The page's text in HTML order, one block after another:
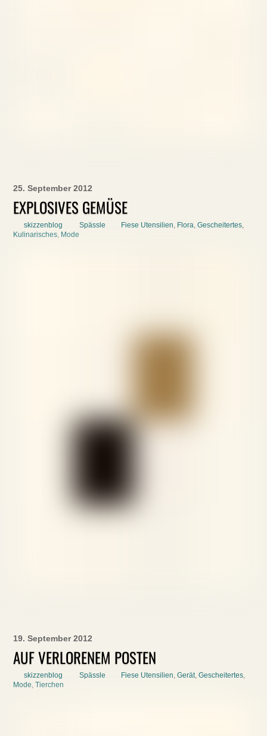
25. September 2012
EXPLOSIVES GEMÜSE
skizzenblog Spässle Fiese Utensilien, Flora,Gescheitertes,
Kulinarisches, Mode
19. September 2012
AUF VERLORENEM POSTEN
skizzenblog Spässle Fiese Utensilien,Gerät,Gescheitertes,
Mode,Tierchen